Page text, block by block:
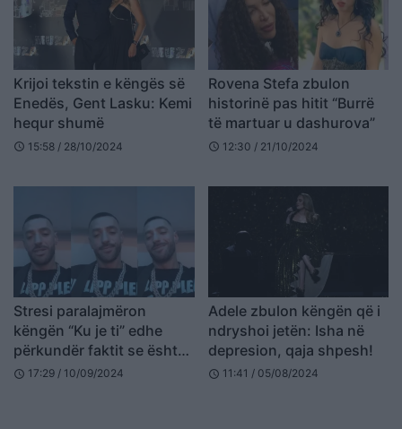
Krijoi tekstin e këngës së
Enedës, Gent Lasku: Kemi
hequr shumë
schedule 15:58 / 28/10/2024
Rovena Stefa zbulon
historinë pas hitit “Burrë
të martuar u dashurova”
schedule 12:30 / 21/10/2024
Stresi paralajmëron
këngën “Ku je ti” edhe
përkundër faktit se është
në kërkim nga autoritetet
schedule 17:29 / 10/09/2024
Adele zbulon këngën që i
ndryshoi jetën: Isha në
depresion, qaja shpesh!
schedule 11:41 / 05/08/2024